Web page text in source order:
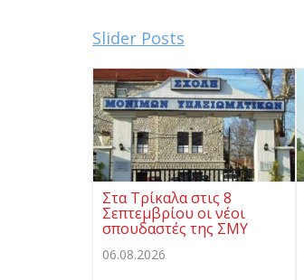
Slider Posts
Στα Τρίκαλα στις 8
Σεπτεμβρίου οι νέοι
σπουδαστές της ΣΜΥ
06.08.2026